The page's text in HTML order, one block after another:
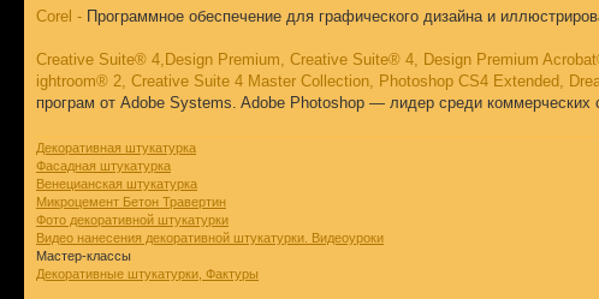
Corel - Программное обеспечение для графического дизайна и
Creative Suite® 4,Design Premium, Creative Suite® 4, Design Premium
ightroom® 2, Creative Suite 4 Master Collection, Photoshop CS4 Extended,
програм от Adobe Systems. Adobe Photoshop — лидер среди коммерческих
Декоративная штукатурка
Фасадная штукатурка
Венецианская штукатурка
Микроцемент Бетон Травертин
Фото декоративной штукатурки
Видео нанесения декоративной штукатурки. Видеоуроки
Мастер-классы
Декоративные штукатурки, Фактуры